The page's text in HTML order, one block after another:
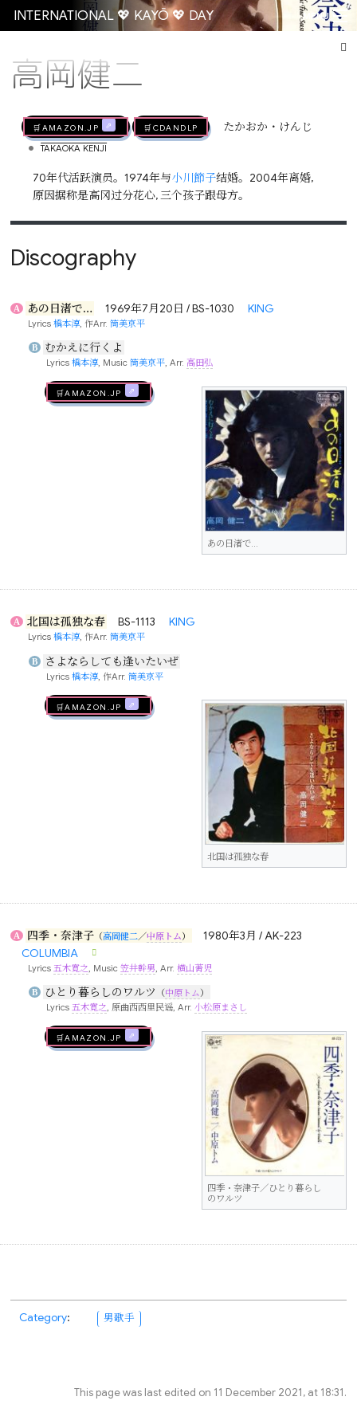
INTERNATIONAL 💖 KAYŌ 💖 DAY MENU
高岡健二
🛒AMAZON.jp 🛒CDandLP たかおか・けんじ
• TAKAOKA KENJI
70年代活跃演员。1974年与小川節子结婚。2004年离婚,
原因据称是高冈过分花心, 三个孩子跟母方。
Discography
A あの日渚で… 1969年7月20日 / BS-1030 KING
Lyrics橋本淳, 作Arr.筒美京平
B むかえに行くよ
Lyrics 橋本淳, Music 筒美京平, Arr. 高田弘
あの日渚で…
🛒AMAZON.jp
A 北国は孤独な春 BS-1113 KING
Lyrics橋本淳, 作Arr.筒美京平
B さよならしても逢いたいぜ
Lyrics 橋本淳, 作Arr. 筒美京平
北国は孤独な春
🛒AMAZON.jp
A 四季・奈津子 （高岡健二／中原トム）
1980年3月 / AK-223
COLUMBIA
Lyrics五木寛之, Music笠井幹男, Arr.横山菁児
B ひとり暮らしのワルツ （中原トム）
Lyrics 五木寛之, 原曲西西里民谣, Arr. 小松原まさし
四季・奈津子／ひとり暮らし
のワルツ
🛒AMAZON.jp
Category: 男歌手
This page was last edited on 11 December 2021, at 18:31.